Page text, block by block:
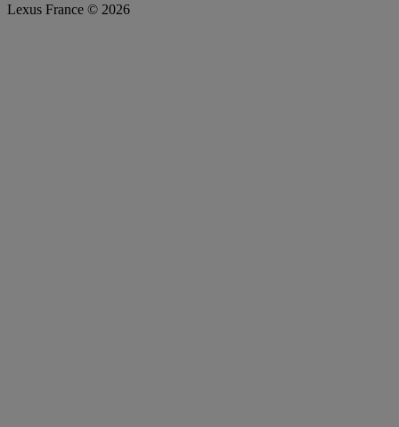
Lexus France © 2026